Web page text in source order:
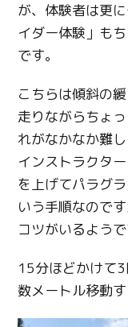
が、体験者は更
イダー体験」も
です。
こちらは傾斜の
走りながらちょ
れがなかなか難し
インストラクタ
を上げてパラグ
いう手順なので
コツがいるようで
15分ほどかけて3
数メートル移動